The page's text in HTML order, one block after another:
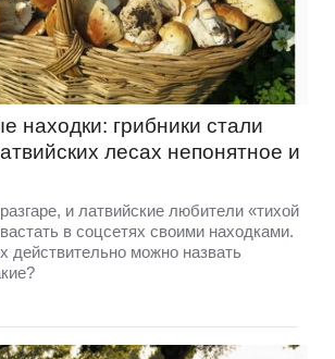
находки: грибники стали
лесах непонятное и
и латвийские любители «тихой
в соцсетях своими находками.
действительно можно назвать